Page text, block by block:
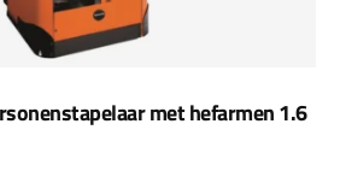
met hefarmen 1.6